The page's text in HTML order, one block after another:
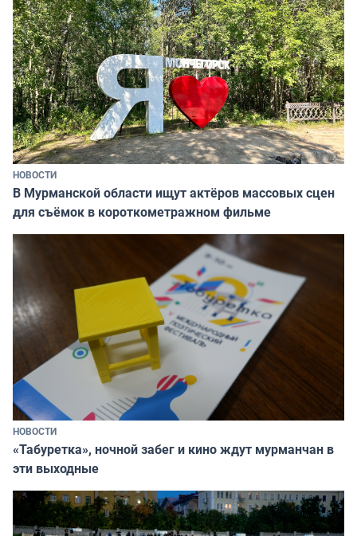
НОВОСТИ
В Мурманской области ищут актёров массовых сцен
для съёмок в короткометражном фильме
НОВОСТИ
«Табуретка», ночной забег и кино ждут мурманчан в
эти выходные